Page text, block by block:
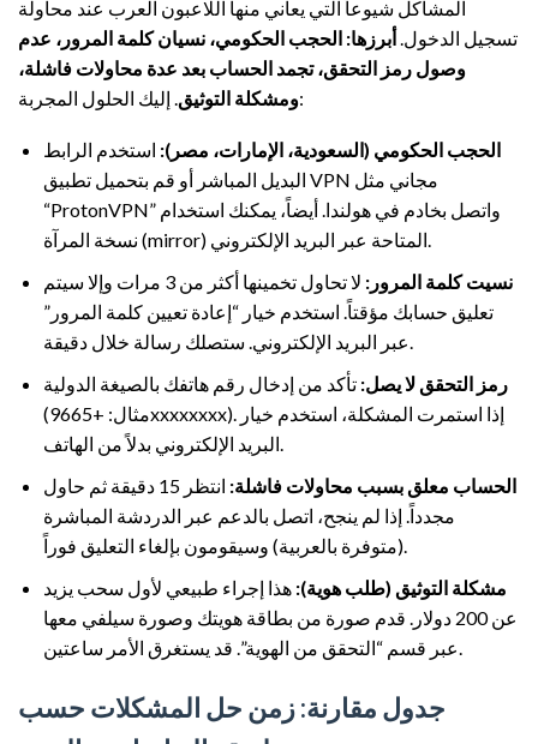
المشاكل شيوعاً التي يعاني منها اللاعبون العرب عند محاولة
تسجيل الدخول.أبرزها: الحجب الحكومي، نسيان كلمة المرور، عدم
وصول رمز التحقق، تجمد الحساب بعد عدة محاولات فاشلة،
ومشكلة التوثيق. إليك الحلول المجربة:
الحجب الحكومي (السعودية، الإمارات، مصر): استخدم الرابط
البديل المباشر أو قم بتحميل تطبيق VPN مجاني مثل
“ProtonVPN” واتصل بخادم في هولندا. أيضاً، يمكنك استخدام
نسيت كلمة المرور:
لا تحاول تخمينها أكثر من 3 مرات وإلا سيتم
تعليق حسابك مؤقتاً. استخدم خيار “إعادة تعيين كلمة المرور”
رمز التحقق لا يصل: تأكد من إدخال رقم هاتفك بالصيغة الدولية
(مثال: +9665xxxxxxxx). إذا استمرت المشكلة، استخدم خيار
الحساب معلق بسبب محاولات فاشلة:
انتظر 15 دقيقة ثم حاول
مجدداً. إذا لم ينجح، اتصل بالدعم عبر الدردشة المباشرة
(متوفرة بالعربية) وسيقومون بإلغاء التعليق فوراً.
مشكلة التوثيق (طلب هوية): هذا إجراء طبيعي لأول سحب يزيد
عن 200 دولار. قدم صورة من بطاقة هويتك وصورة سيلفي معها
جدول مقارنة: زمن حل المشكلات حسب